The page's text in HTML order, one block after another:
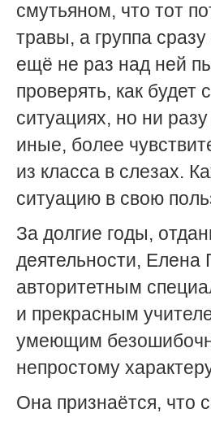
смутьяном, что тот
травы, а группа
ещё не раз над ней
проверять, как будет
ситуациях, но ни
иные, более
из класса в слезах.
ситуацию в свою
За долгие годы,
деятельности, Елена
авторитетным
и прекрасным
умеющим
непростому
Она признаётся, что